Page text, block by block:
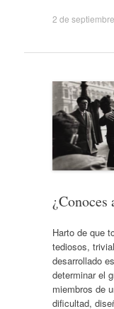
2 de
¿Conoces
Harto de que
tediosos,
desarrollado
determinar el
miembros de
dificultad,